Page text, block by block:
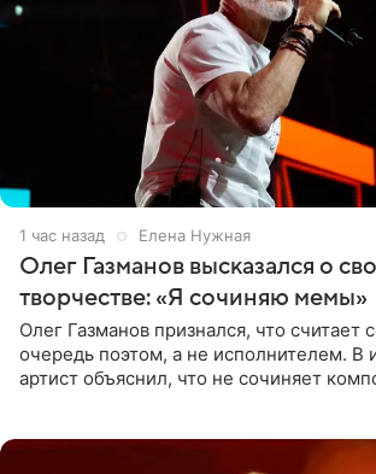
1 час назад Елена Нужная
Олег Газманов высказался о
творчестве: «Я сочиняю мемы»
Олег Газманов признался, что считает
очередь поэтом, а не исполнителем. В
артист объяснил, что не сочиняет